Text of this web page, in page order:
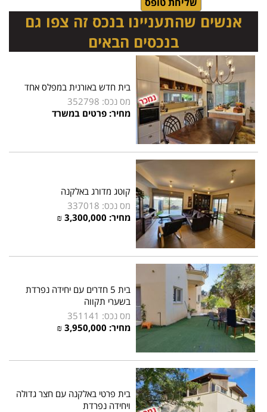
אנשים שהתעניינו בנכס זה צפו גם
בנכסים הבאים
בית חדש באורנית במפלס אחד
מס נכס: 352798
מחיר: פרטים במשרד
קוטג מדורג באלקנה
מס נכס: 337018
מחיר: 3,300,000 ₪
בית 5 חדרים עם יחידה נפרדת
בשערי תקווה
מס נכס: 351141
מחיר: 3,950,000 ₪
בית פרטי באלקנה עם חצר גדולה
ויחידה נפרדת